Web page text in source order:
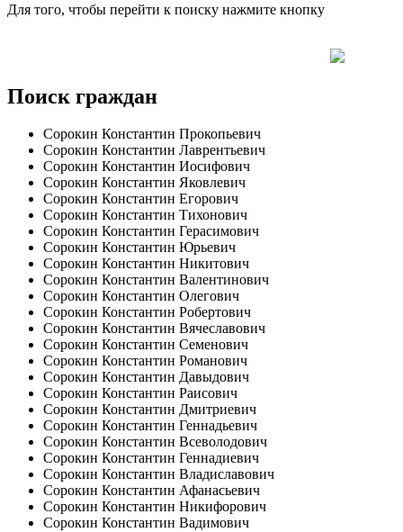
Для того, чтобы перейти к поиску нажмите кнопку
Поиск граждан
Сорокин Константин Прокопьевич
Сорокин Константин Лаврентьевич
Сорокин Константин Иосифович
Сорокин Константин Яковлевич
Сорокин Константин Егорович
Сорокин Константин Тихонович
Сорокин Константин Герасимович
Сорокин Константин Юрьевич
Сорокин Константин Никитович
Сорокин Константин Валентинович
Сорокин Константин Олегович
Сорокин Константин Робертович
Сорокин Константин Вячеславович
Сорокин Константин Семенович
Сорокин Константин Романович
Сорокин Константин Давыдович
Сорокин Константин Раисович
Сорокин Константин Дмитриевич
Сорокин Константин Геннадьевич
Сорокин Константин Всеволодович
Сорокин Константин Геннадиевич
Сорокин Константин Владиславович
Сорокин Константин Афанасьевич
Сорокин Константин Никифорович
Сорокин Константин Вадимович